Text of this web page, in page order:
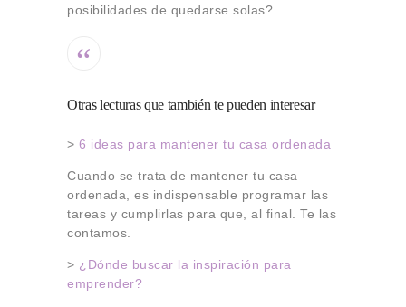
posibilidades de quedarse solas?
Otras lecturas que también te pueden interesar
> 6 ideas para mantener tu casa ordenada
Cuando se trata de mantener tu casa
ordenada, es indispensable programar las
tareas y cumplirlas para que, al final. Te las
contamos.
> ¿Dónde buscar la inspiración para
emprender?